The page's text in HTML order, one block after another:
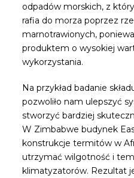
odpadów morskich, z
rafia do morza poprzez
marnotrawionych,
produktem o wysokiej
wykorzystania.
Na przykład badanie
pozwoliło nam ulepszyć
stworzyć bardziej
W Zimbabwe budynek
konstrukcje termitów w
utrzymać wilgotność i
klimatyzatorów. Rezultat